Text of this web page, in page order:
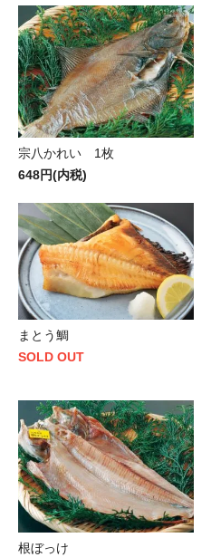
宗八かれい 1枚
648円(内税)
まとう鯛
SOLD OUT
根ぼっけ